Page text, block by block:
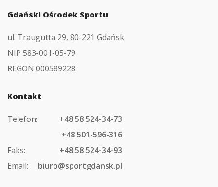
Gdański Ośrodek Sportu
ul. Traugutta 29, 80-221 Gdańsk
NIP 583-001-05-79
REGON 000589228
Kontakt
Telefon:
+48 58 524-34-73
+48 501-596-316
Faks:
+48 58 524-34-93
Email:
biuro@sportgdansk.pl